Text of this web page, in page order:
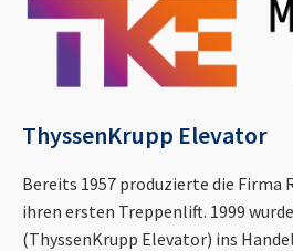
ThyssenKrupp Elevator
Bereits 1957 produzierte die Firma
ihren ersten Treppenlift. 1999
(ThyssenKrupp Elevator) ins